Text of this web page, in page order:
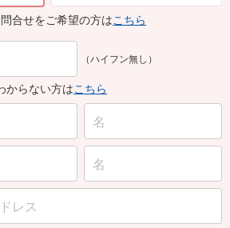
合せをご希望の方はこちら
（ハイフン無し）
からない方はこちら